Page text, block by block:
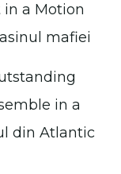
in a Motion
mafiei
in a
din Atlantic